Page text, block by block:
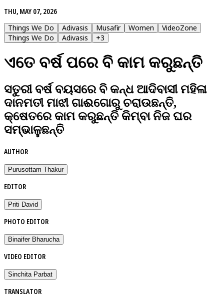
THU, MAY 07, 2026
Things We Do
Adivasis Musafir Women
VideoZone
Things We Do
Adivasis +3
ଏତେ ବର୍ଷ ପରେ ବି କାମ କରୁଛନ୍ତି
ସତୁରୀ ବର୍ଷ ବୟସରେ ବି କନ୍ଧ ଆଦିବାସୀ ମହିଳା
ଦାନମତୀ ମାଝୀ ଗାଈଗୋରୁ ଚରାଉଛନ୍ତି,
କ୍ଷେତରେ କାମ କରୁଛନ୍ତି କିମ୍ବା ନିଜ ଘର
ସମ୍ଭାଳୁଛନ୍ତି
AUTHOR
Purusottam Thakur
EDITOR
Priti David
PHOTO EDITOR
Binaifer Bharucha
VIDEO EDITOR
Sinchita Parbat
TRANSLATOR